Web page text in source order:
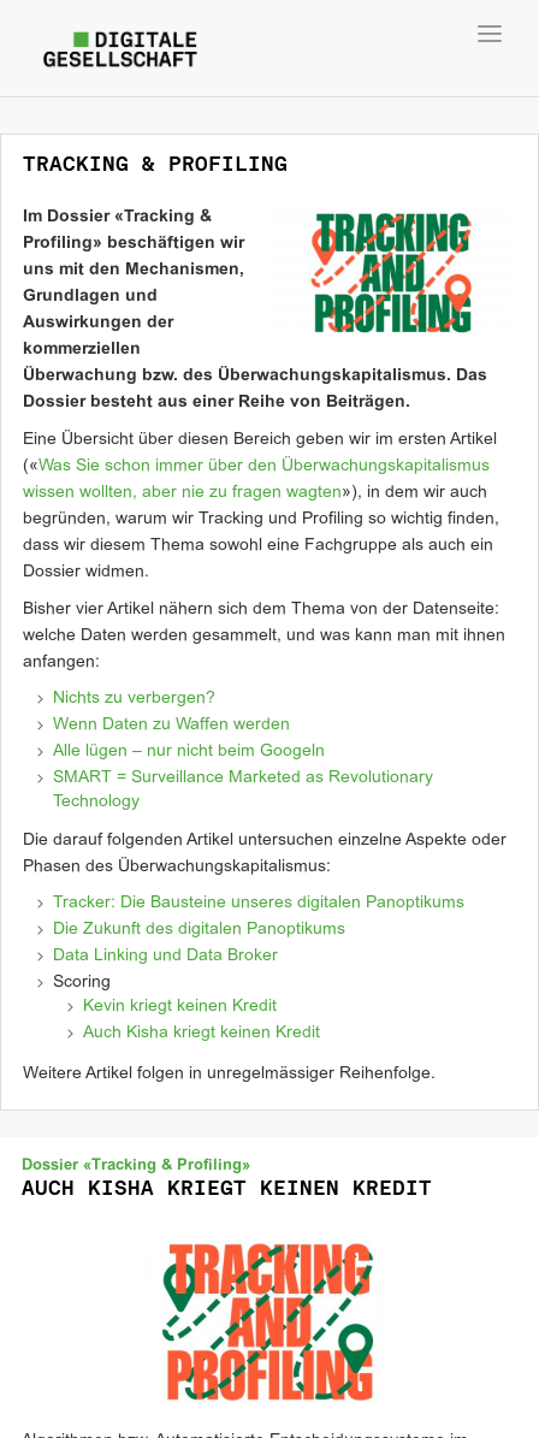
TRACKING & PROFILING
Im Dossier «Tracking &
Profiling» beschäftigen wir
uns mit den Mechanismen,
Grundlagen und
Auswirkungen der
kommerziellen
Überwachung bzw. des Überwachungskapitalismus. Das
Dossier besteht aus einer Reihe von Beiträgen.
Eine Übersicht über diesen Bereich geben wir im ersten Artikel
(«Was Sie schon immer über den Überwachungskapitalismus
wissen wollten, aber nie zu fragen wagten»), in dem wir auch
begründen, warum wir Tracking und Profiling so wichtig finden,
dass wir diesem Thema sowohl eine Fachgruppe als auch ein
Dossier widmen.
Bisher vier Artikel nähern sich dem Thema von der Datenseite:
welche Daten werden gesammelt, und was kann man mit ihnen
anfangen:
Nichts zu verbergen?
Wenn Daten zu Waffen werden
Alle lügen – nur nicht beim Googeln
SMART = Surveillance Marketed as Revolutionary
Technology
Die darauf folgenden Artikel untersuchen einzelne Aspekte oder
Phasen des Überwachungskapitalismus:
Tracker: Die Bausteine unseres digitalen Panoptikums
Die Zukunft des digitalen Panoptikums
Data Linking und Data Broker
Scoring
Kevin kriegt keinen Kredit
Auch Kisha kriegt keinen Kredit
Weitere Artikel folgen in unregelmässiger Reihenfolge.
Dossier «Tracking & Profiling»
AUCH KISHA KRIEGT KEINEN KREDIT